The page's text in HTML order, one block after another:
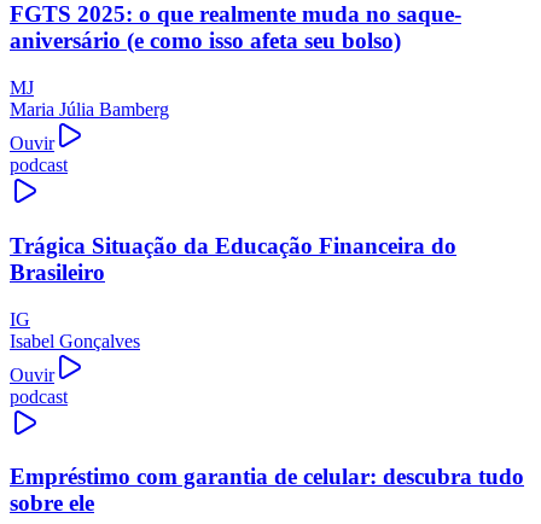
FGTS 2025: o que realmente muda no saque-
aniversário (e como isso afeta seu bolso)
MJ
Maria Júlia Bamberg
Ouvir
podcast
Trágica Situação da Educação Financeira do
Brasileiro
IG
Isabel Gonçalves
Ouvir
podcast
Empréstimo com garantia de celular: descubra tudo
sobre ele